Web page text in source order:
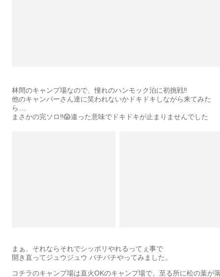
林間のキャンプ場なので、憧れのハンモック泊に初挑戦‼️
他のキャンパーさん達に笑われないかドキドキしながら来てみた
ら…
まさかの完ソロ‼️😱違った意味でドキドキが止まりませんでした
まぁ、それならそれでシッポリやれるってぇ事で
開き直ってジュウジュウ パチパチやってみました。
コチラのキャンプ場は直火OKのキャンプ場で、至る所に松の葉が